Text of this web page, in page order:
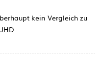
kein Vergleich zu